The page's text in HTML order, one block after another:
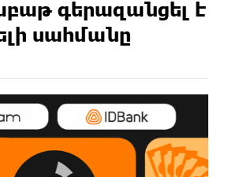
կազմակերպման փոփոխություն
հավաքականը
է ներկայացրել
գերազանցել է
սահմանը